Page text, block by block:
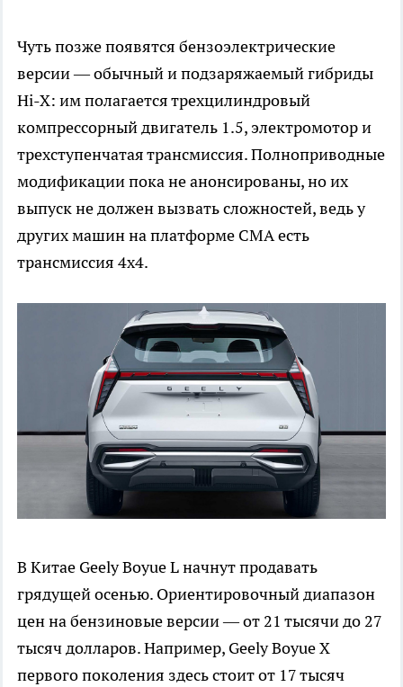
Чуть позже появятся бензоэлектрические
версии — обычный и подзаряжаемый гибриды
Hi-X: им полагается трехцилиндровый
компрессорный двигатель 1.5, электромотор и
трехступенчатая трансмиссия. Полноприводные
модификации пока не анонсированы, но их
выпуск не должен вызвать сложностей, ведь у
других машин на платформе CMA есть
трансмиссия 4х4.
В Китае Geely Boyue L начнут продавать
грядущей осенью. Ориентировочный диапазон
цен на бензиновые версии — от 21 тысячи до 27
тысяч долларов. Например, Geely Boyue X
первого поколения здесь стоит от 17 тысяч